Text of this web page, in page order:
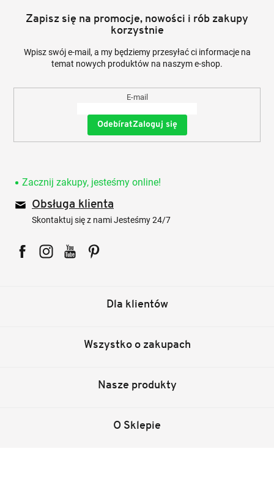
Zapisz się na promocje, nowości i rób zakupy
korzystnie
Wpisz swój e-mail, a my będziemy przesyłać ci informacje na
temat nowych produktów na naszym e-shop.
E-mail
Zaloguj się
Zacznij zakupy, jesteśmy online!
Obsługa klienta
Skontaktuj się z nami Jesteśmy 24/7
Dla klientów
Wszystko o zakupach
Nasze produkty
O Sklepie